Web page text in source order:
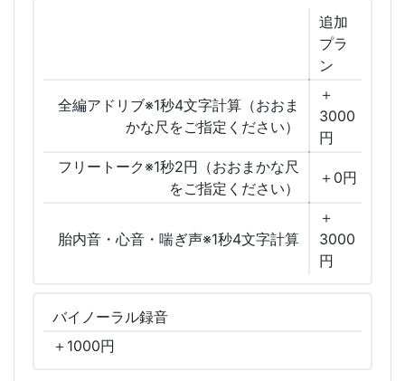
追加
プラ
ン
全編アドリブ※1秒4文字計算（おおま
かな尺をご指定ください）
＋
3000
円
フリートーク※1秒2円（おおまかな尺
をご指定ください）
＋0円
胎内音・心音・喘ぎ声※1秒4文字計算
＋
3000
円
バイノーラル録音
＋ 1000円